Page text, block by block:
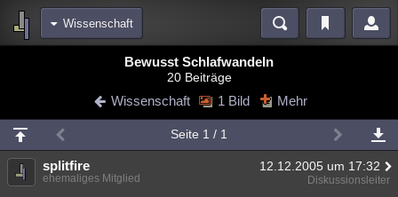
Wissenschaft
Blogs
Chat Wiki Neuigkeiten
meine Rubriken
Menschen Mystery Kriminalfälle
Bewusst Schlafwandeln
20 Beiträge
Wissenschaft 1 Bild Mehr
Seite 1 / 1
splitfire 12.12.2005 um 17:32
ehemaliges Mitglied Diskussionsleiter